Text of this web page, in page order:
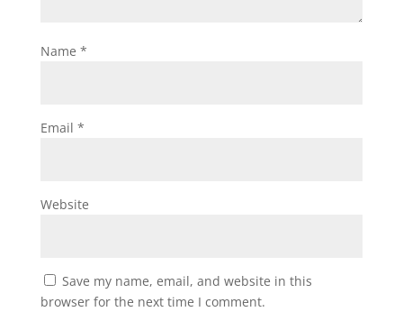
Name *
Email *
Website
Save my name, email, and website in this
browser for the next time I comment.